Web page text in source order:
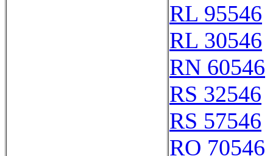
RL 95546
RL 30546
RN 60546
RS 32546
RS 57546
RO 70546